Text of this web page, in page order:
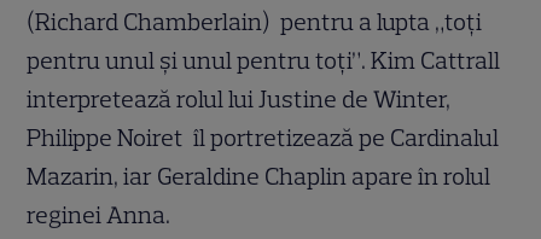
(Richard Chamberlain) pentru a lupta „toţi
pentru unul şi unul pentru toţi”. Kim Cattrall
interpretează rolul lui Justine de Winter,
Philippe Noiret îl portretizează pe Cardinalul
Mazarin, iar Geraldine Chaplin apare în rolul
reginei Anna.